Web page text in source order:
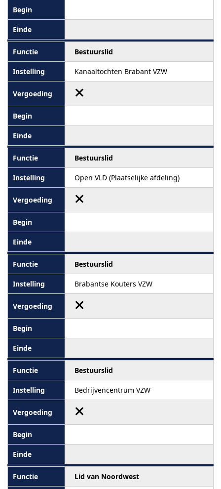
Bestuurslid
Kanaaltochten Brabant VZW
Bestuurslid
Open VLD (Plaatselijke afdeling)
Bestuurslid
Brabantse Kouters VZW
Bestuurslid
Bedrijvencentrum VZW
Lid van Noordwest